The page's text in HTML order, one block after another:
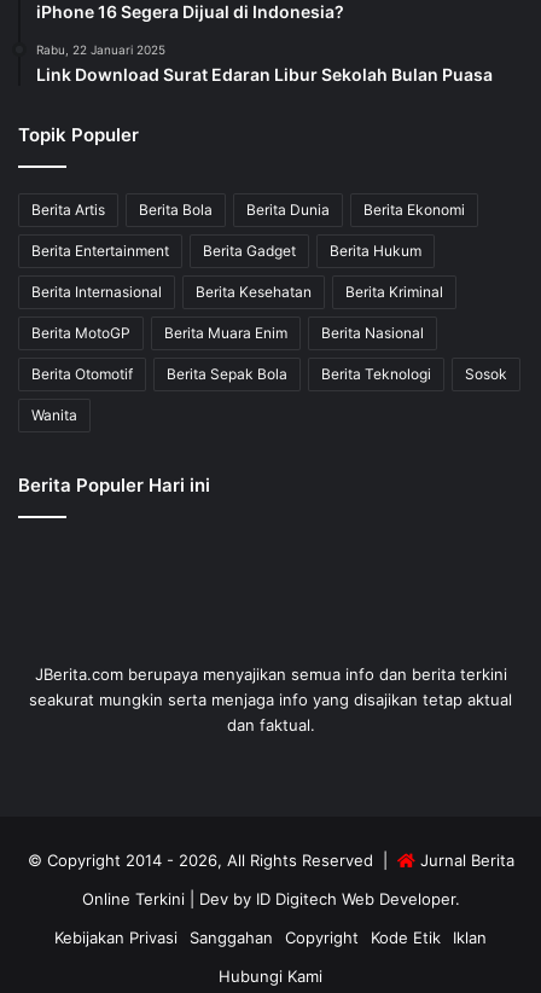
iPhone 16 Segera Dijual di Indonesia?
Rabu, 22 Januari 2025
Link Download Surat Edaran Libur Sekolah Bulan Puasa
Topik Populer
Berita Artis Berita Bola Berita Dunia Berita Ekonomi
Berita Entertainment Berita Gadget Berita Hukum
Berita Internasional Berita Kesehatan Berita Kriminal
Berita MotoGP Berita Muara Enim Berita Nasional
Berita Otomotif Berita Sepak Bola Berita Teknologi Sosok
Wanita
Berita Populer Hari ini
JBerita.com berupaya menyajikan semua info dan berita terkini
seakurat mungkin serta menjaga info yang disajikan tetap aktual
dan faktual.
© Copyright 2014 - 2026, All Rights Reserved |
Jurnal Berita
Online Terkini| Dev by ID Digitech Web Developer.
Kebijakan Privasi
Sanggahan Copyright Kode Etik
Iklan
Hubungi Kami